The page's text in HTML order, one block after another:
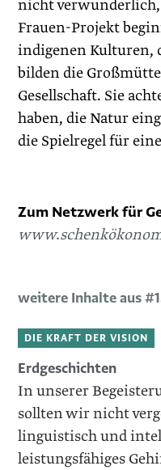
nicht verwunderlich,
Frauen-Projekt
indigenen Kulturen,
bilden die
Gesellschaft. Sie
haben, die Natur
die Spielregel für
Zum Netzwerk für
weitere Inhalte aus
DIE KRAFT DER VISION
Erdgeschichten
In unserer
sollten wir nicht
linguistisch und
leistungsfähiges